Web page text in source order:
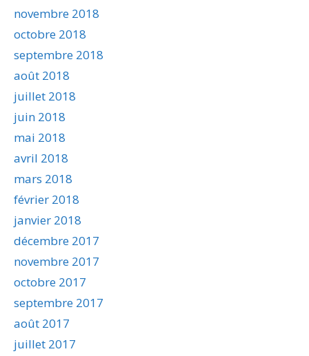
novembre 2018
octobre 2018
septembre 2018
août 2018
juillet 2018
juin 2018
mai 2018
avril 2018
mars 2018
février 2018
janvier 2018
décembre 2017
novembre 2017
octobre 2017
septembre 2017
août 2017
juillet 2017